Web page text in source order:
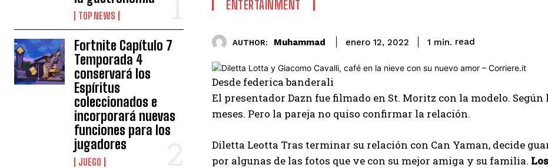
TOP NEWS
Fortnite Capítulo 7
Temporada 4
conservará los
Espíritus
coleccionados e
incorporará nuevas
funciones para los
jugadores
JUEGO
ENTERTAINMENT
AUTHOR: Muhammad enero 12, 2022 1 min. read
Desde federica banderali
El presentador Dazn fue filmado en St. Moritz con la modelo. Según
meses. Pero la pareja no quiso confirmar la relación.
Diletta Leotta Tras terminar su relación con Can Yaman, decide
por algunas de las fotos que ve con su mejor amiga y su familia.